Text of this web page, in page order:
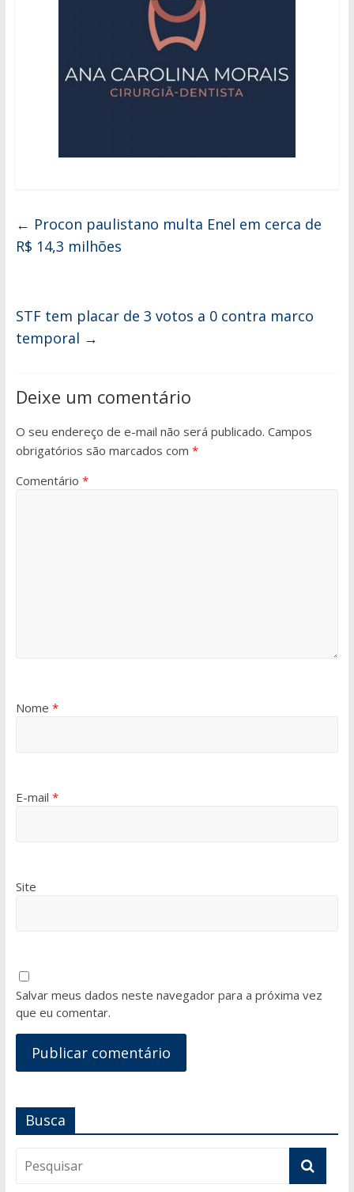
← Procon paulistano multa Enel em cerca de
R$ 14,3 milhões
STF tem placar de 3 votos a 0 contra marco
temporal →
Deixe um comentário
O seu endereço de e-mail não será publicado. Campos
obrigatórios são marcados com *
Comentário *
Nome *
E-mail *
Site
Salvar meus dados neste navegador para a próxima vez
que eu comentar.
Busca